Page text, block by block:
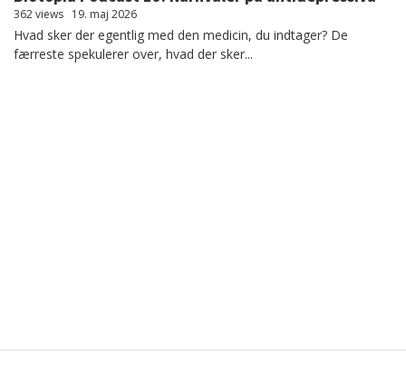
362 views 19. maj 2026
Hvad sker der egentlig med den medicin, du indtager? De
færreste spekulerer over, hvad der sker...